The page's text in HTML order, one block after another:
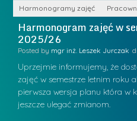
Harmonogramy zajęć
Harmonogram zajęć w
2025/26
Posted by mgr inż. Leszek Jurczak
Uprzejmie informujemy, że
zajęć w semestrze letnim roku
pierwsza wersja planu która w
jeszcze ulegać zmianom.